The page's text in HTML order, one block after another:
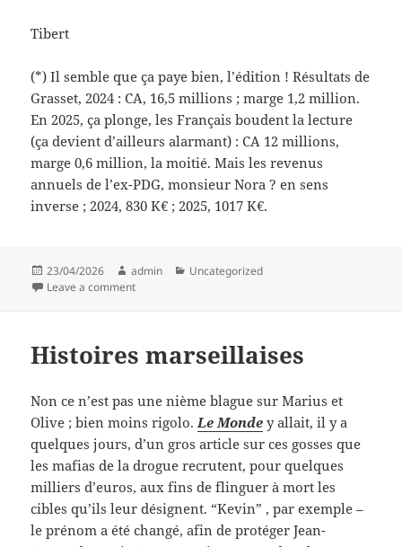
Tibert
(*) Il semble que ça paye bien, l’édition ! Résultats de
Grasset, 2024 : CA, 16,5 millions ; marge 1,2 million.
En 2025, ça plonge, les Français boudent la lecture
(ça devient d’ailleurs alarmant) : CA 12 millions,
marge 0,6 million, la moitié. Mais les revenus
annuels de l’ex-PDG, monsieur Nora ? en sens
inverse ; 2024, 830 K€ ; 2025, 1017 K€.
Posted
on
23/04/2026 Author
admin Categories
Uncategorized
Leave a commenton Tantôt jaune, tantôt vert
Histoires marseillaises
Non ce n’est pas une nième blague sur Marius et
Olive ; bien moins rigolo.Le Monde y allait, il y a
quelques jours, d’un gros article sur ces gosses que
les mafias de la drogue recrutent, pour quelques
milliers d’euros, aux fins de flinguer à mort les
cibles qu’ils leur désignent. “Kevin” , par exemple –
le prénom a été changé, afin de protéger Jean-